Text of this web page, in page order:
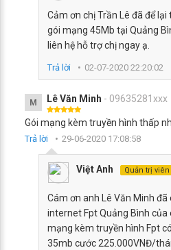
Cảm ơn chị Trần Lê đã để
gói mạng 45Mb tại Quảng
liên hệ hỗ trợ chị ngay ạ.
Trả lời 02-07-2020 22:20:02
M Lê Văn Minh - 09635281xxx
Gói mạng kèm truyền hình thấp
Trả lời 29-06-2020 17:08:58
Việt Anh Quản trị viên
Cám ơn anh Lê Văn Minh
internet Fpt Quảng Bình của
mạng kèm truyền hình Fpt
35mb cước 225.000VNĐ/